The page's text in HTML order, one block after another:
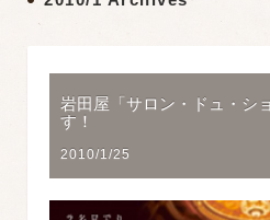
岩田屋「サロン・ドュ・シ
す！
2010/1/25